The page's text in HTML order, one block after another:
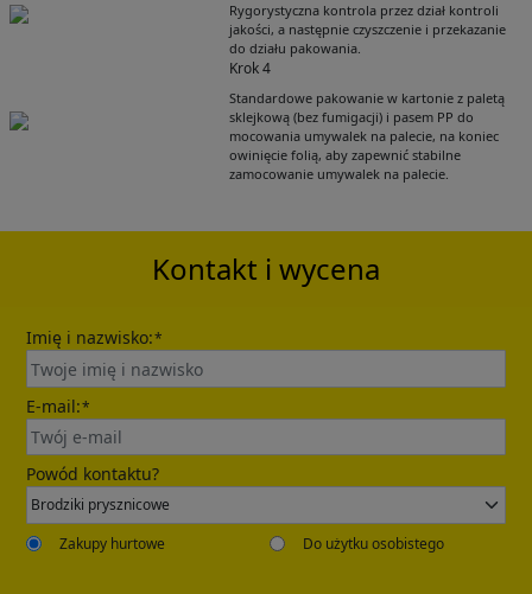
Rygorystyczna kontrola przez dział kontroli
jakości, a następnie czyszczenie i przekazanie
do działu pakowania.
Krok 4
Standardowe pakowanie w kartonie z paletą
sklejkową (bez fumigacji) i pasem PP do
mocowania umywalek na palecie, na koniec
owinięcie folią, aby zapewnić stabilne
zamocowanie umywalek na palecie.
Get Catalogue
Please leave your contact information,the
catalogue will be sent to your mailbox
Send
Kontakt i wycena
Imię i nazwisko:*
E-mail:*
Powód kontaktu?
Zakupy hurtowe Do użytku osobistego